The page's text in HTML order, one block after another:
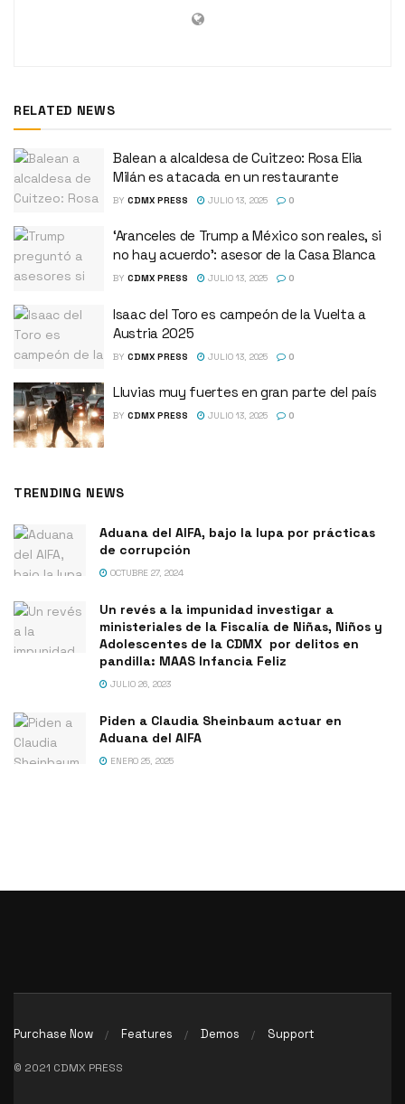
RELATED NEWS
Balean a alcaldesa de Cuitzeo: Rosa Elia
Milán es atacada en un restaurante
BY CDMX PRESS JULIO 13, 2025 0
‘Aranceles de Trump a México son reales, si
no hay acuerdo’: asesor de la Casa Blanca
BY CDMX PRESS JULIO 13, 2025 0
Isaac del Toro es campeón de la Vuelta a
Austria 2025
BY CDMX PRESS JULIO 13, 2025 0
Lluvias muy fuertes en gran parte del país
BY CDMX PRESS JULIO 13, 2025 0
TRENDING NEWS
Aduana del AIFA, bajo la lupa por prácticas
de corrupción
OCTUBRE 27, 2024
Un revés a la impunidad investigar a
ministeriales de la Fiscalía de Niñas, Niños y
Adolescentes de la CDMX por delitos en
pandilla: MAAS Infancia Feliz
JULIO 26, 2023
Piden a Claudia Sheinbaum actuar en
Aduana del AIFA
ENERO 25, 2025
Purchase Now Features Demos Support
© 2021 CDMX PRESS